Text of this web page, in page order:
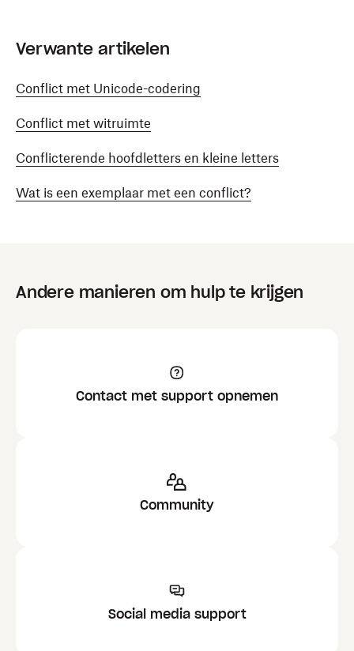
Verwante artikelen
Conflict met Unicode-codering
Conflict met witruimte
Conflicterende hoofdletters en kleine letters
Wat is een exemplaar met een conflict?
Andere manieren om hulp te krijgen
Contact met support opnemen
Community
Social media support